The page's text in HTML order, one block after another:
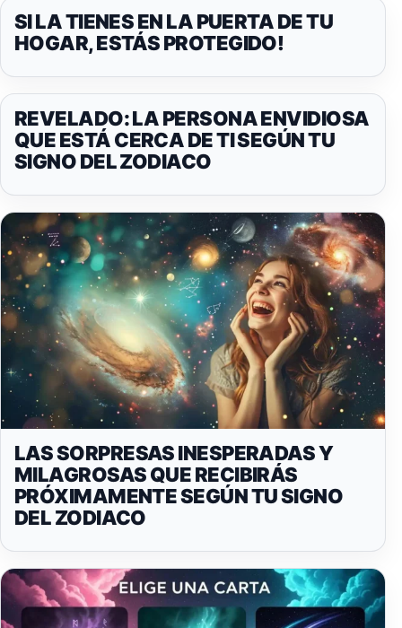
SI LA TIENES EN LA PUERTA DE TU
HOGAR, ESTÁS PROTEGIDO!
REVELADO: LA PERSONA ENVIDIOSA
QUE ESTÁ CERCA DE TI SEGÚN TU
SIGNO DEL ZODIACO
LAS SORPRESAS INESPERADAS Y
MILAGROSAS QUE RECIBIRÁS
PRÓXIMAMENTE SEGÚN TU SIGNO
DEL ZODIACO